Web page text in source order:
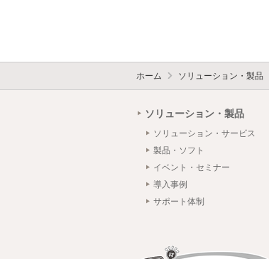
ホーム ソリューション・製品
ソリューション・製品
ソリューション・サービス
製品・ソフト
イベント・セミナー
導入事例
サポート体制